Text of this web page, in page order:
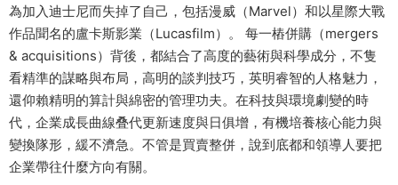
為加入迪士尼而失掉了自己，包括漫威（Marvel）和以星際大戰
作品聞名的盧卡斯影業（Lucasfilm）。 每一樁併購（mergers
& acquisitions）背後，都結合了高度的藝術與科學成分，不隻
看精準的謀略與布局，高明的談判技巧，英明睿智的人格魅力，
還仰賴精明的算計與綿密的管理功夫。在科技與環境劇變的時
代，企業成長曲線叠代更新速度與日俱增，有機培養核心能力與
變換隊形，緩不濟急。不管是買賣整併，說到底都和領導人要把
企業帶往什麼方向有關。